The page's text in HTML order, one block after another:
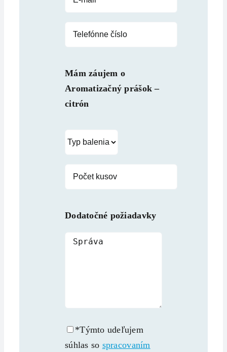
Mám záujem o
Aromatizačný prášok –
citrón
Dodatočné požiadavky
*Týmto udeľujem
súhlas so spracovaním